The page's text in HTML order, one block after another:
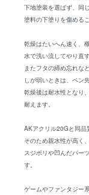
下地塗装を選ばず、同
塗料の下塗りを傷める
乾燥はたいへん速く、
水で洗い流してやり直
またフタの締め忘れな
しが弱いときは、ペン
乾燥後は耐水性となり
耐えます。
AKアクリル20Gと同品
そのため親水性が高く
スジボリや凹んだパー
す。
ゲームやファンタジー